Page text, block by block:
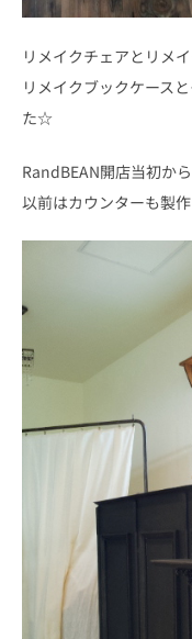
リメイクチェアとリメイ
リメイクブックケース
た☆
RandBEAN開店当初か
以前はカウンターも製